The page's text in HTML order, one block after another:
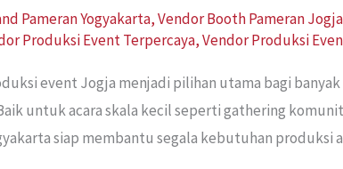
Pameran Yogyakarta,Vendor Booth Pameran Jogja
Produksi Event Terpercaya,Vendor Produksi
event Jogja menjadi pilihan utama bagi
untuk acara skala kecil seperti gathering
siap membantu segala kebutuhan produksi